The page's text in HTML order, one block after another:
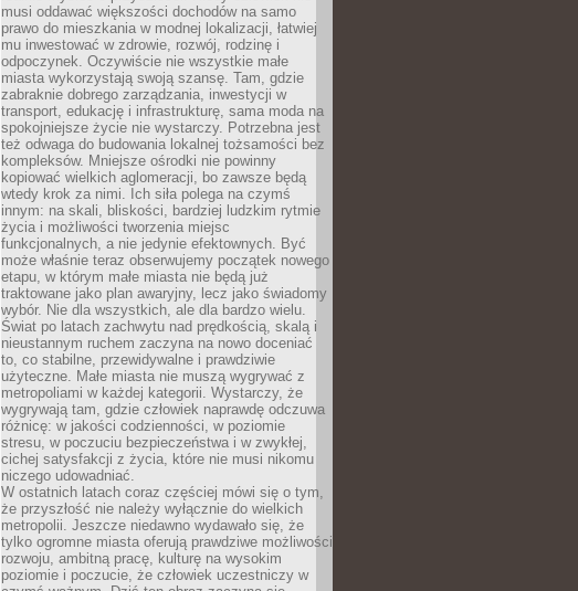
musi oddawać większości dochodów na samo
prawo do mieszkania w modnej lokalizacji, łatwiej
mu inwestować w zdrowie, rozwój, rodzinę i
odpoczynek. Oczywiście nie wszystkie małe
miasta wykorzystają swoją szansę. Tam, gdzie
zabraknie dobrego zarządzania, inwestycji w
transport, edukację i infrastrukturę, sama moda na
spokojniejsze życie nie wystarczy. Potrzebna jest
też odwaga do budowania lokalnej tożsamości bez
kompleksów. Mniejsze ośrodki nie powinny
kopiować wielkich aglomeracji, bo zawsze będą
wtedy krok za nimi. Ich siła polega na czymś
innym: na skali, bliskości, bardziej ludzkim rytmie
życia i możliwości tworzenia miejsc
funkcjonalnych, a nie jedynie efektownych. Być
może właśnie teraz obserwujemy początek nowego
etapu, w którym małe miasta nie będą już
traktowane jako plan awaryjny, lecz jako świadomy
wybór. Nie dla wszystkich, ale dla bardzo wielu.
Świat po latach zachwytu nad prędkością, skalą i
nieustannym ruchem zaczyna na nowo doceniać
to, co stabilne, przewidywalne i prawdziwie
użyteczne. Małe miasta nie muszą wygrywać z
metropoliami w każdej kategorii. Wystarczy, że
wygrywają tam, gdzie człowiek naprawdę odczuwa
różnicę: w jakości codzienności, w poziomie
stresu, w poczuciu bezpieczeństwa i w zwykłej,
cichej satysfakcji z życia, które nie musi nikomu
niczego udowadniać.
W ostatnich latach coraz częściej mówi się o tym,
że przyszłość nie należy wyłącznie do wielkich
metropolii. Jeszcze niedawno wydawało się, że
tylko ogromne miasta oferują prawdziwe możliwości
rozwoju, ambitną pracę, kulturę na wysokim
poziomie i poczucie, że człowiek uczestniczy w